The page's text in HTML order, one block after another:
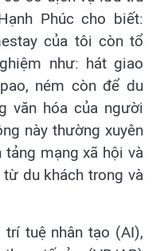
Phúc cho biết:
của tôi còn tổ
như: hát giao
ném còn để du
văn hóa của người
này thường xuyên
mạng xã hội và
du khách trong và
tuệ nhân tạo (AI),